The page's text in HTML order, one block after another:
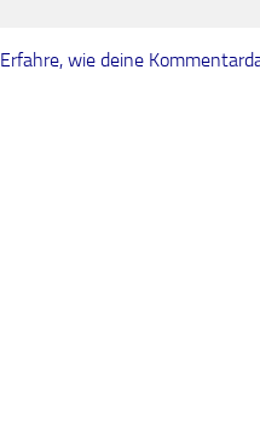
Erfahre, wie deine